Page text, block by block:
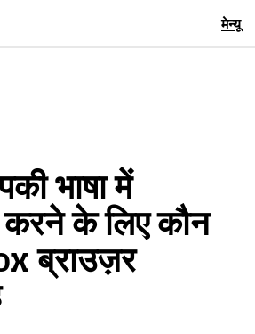
मेन्यू
भाषा में
के लिए कौन
ब्राउज़र